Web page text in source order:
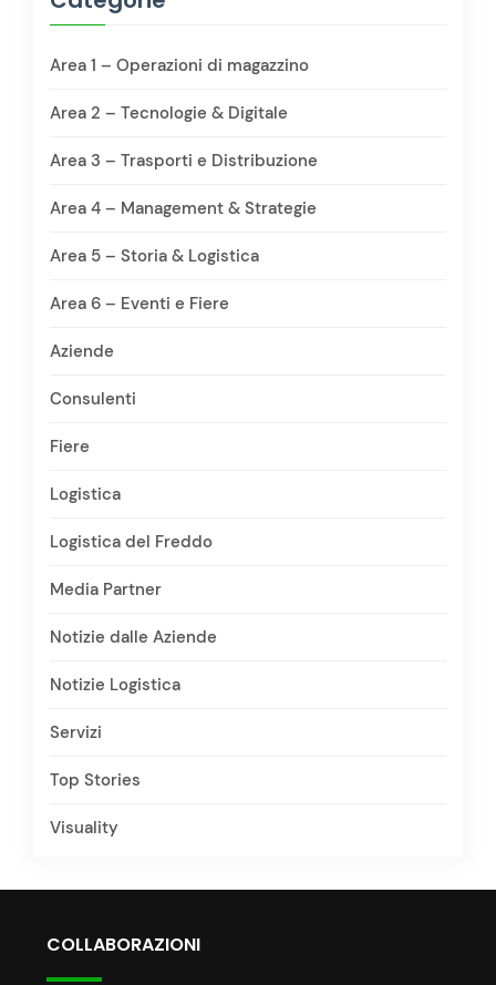
Area 1 – Operazioni di magazzino
Area 2 – Tecnologie & Digitale
Area 3 – Trasporti e Distribuzione
Area 4 – Management & Strategie
Area 5 – Storia & Logistica
Area 6 – Eventi e Fiere
Aziende
Consulenti
Fiere
Logistica
Logistica del Freddo
Media Partner
Notizie dalle Aziende
Notizie Logistica
Servizi
Top Stories
Visuality
COLLABORAZIONI